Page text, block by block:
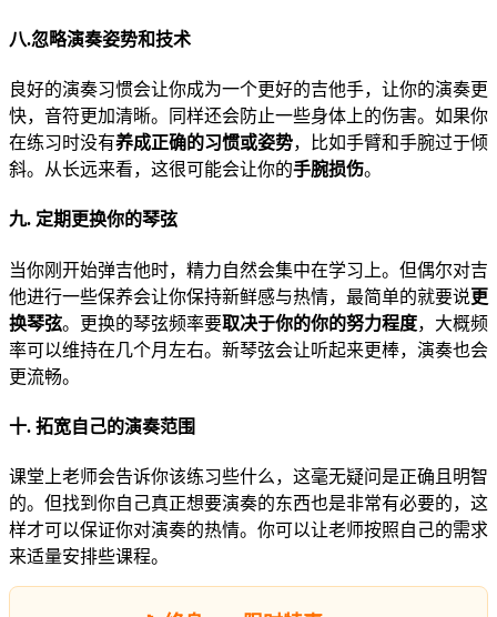
八.忽略演奏姿势和技术
良好的演奏习惯会让你成为一个更好的吉他手，让你的演奏更
快，音符更加清晰。同样还会防止一些身体上的伤害。如果你
在练习时没有养成正确的习惯或姿势，比如手臂和手腕过于倾
斜。从长远来看，这很可能会让你的手腕损伤。
九. 定期更换你的琴弦
当你刚开始弹吉他时，精力自然会集中在学习上。但偶尔对吉
他进行一些保养会让你保持新鲜感与热情，最简单的就要说更
换琴弦。更换的琴弦频率要取决于你的你的努力程度，大概频
率可以维持在几个月左右。新琴弦会让听起来更棒，演奏也会
更流畅。
十. 拓宽自己的演奏范围
课堂上老师会告诉你该练习些什么，这毫无疑问是正确且明智
的。但找到你自己真正想要演奏的东西也是非常有必要的，这
样才可以保证你对演奏的热情。你可以让老师按照自己的需求
来适量安排些课程。